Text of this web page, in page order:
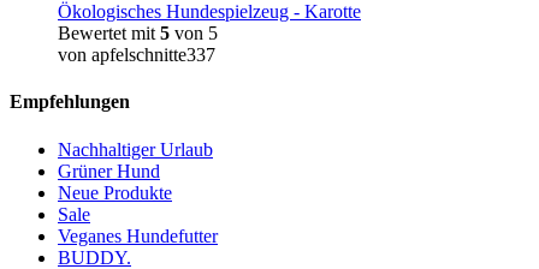
Ökologisches Hundespielzeug - Karotte
Bewertet mit 5 von 5
von apfelschnitte337
Empfehlungen
Nachhaltiger Urlaub
Grüner Hund
Neue Produkte
Sale
Veganes Hundefutter
BUDDY.